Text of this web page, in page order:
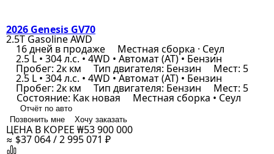
2026 Genesis GV70
2.5T Gasoline AWD
16 дней в продаже Местная сборка · Сеул
2.5 L • 304 л.с. • 4WD • Автомат (AT) • Бензин
Пробег: 2к км Тип двигателя: Бензин Мест: 5
2.5 L • 304 л.с. • 4WD • Автомат (AT) • Бензин
Пробег: 2к км Тип двигателя: Бензин Мест: 5
Состояние: Как новая Местная сборка • Сеул
Отчёт по авто
Позвонить мне
Хочу заказать
ЦЕНА В КОРЕЕ ₩53 900 000
≈ $37 064 / 2 995 071 ₽